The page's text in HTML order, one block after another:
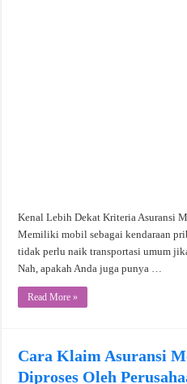
Kenal Lebih Dekat Kriteria Asuransi
Memiliki mobil sebagai kendaraan
tidak perlu naik transportasi umum
Nah, apakah Anda juga punya …
Read More »
Cara Klaim Asuransi
Diproses Oleh